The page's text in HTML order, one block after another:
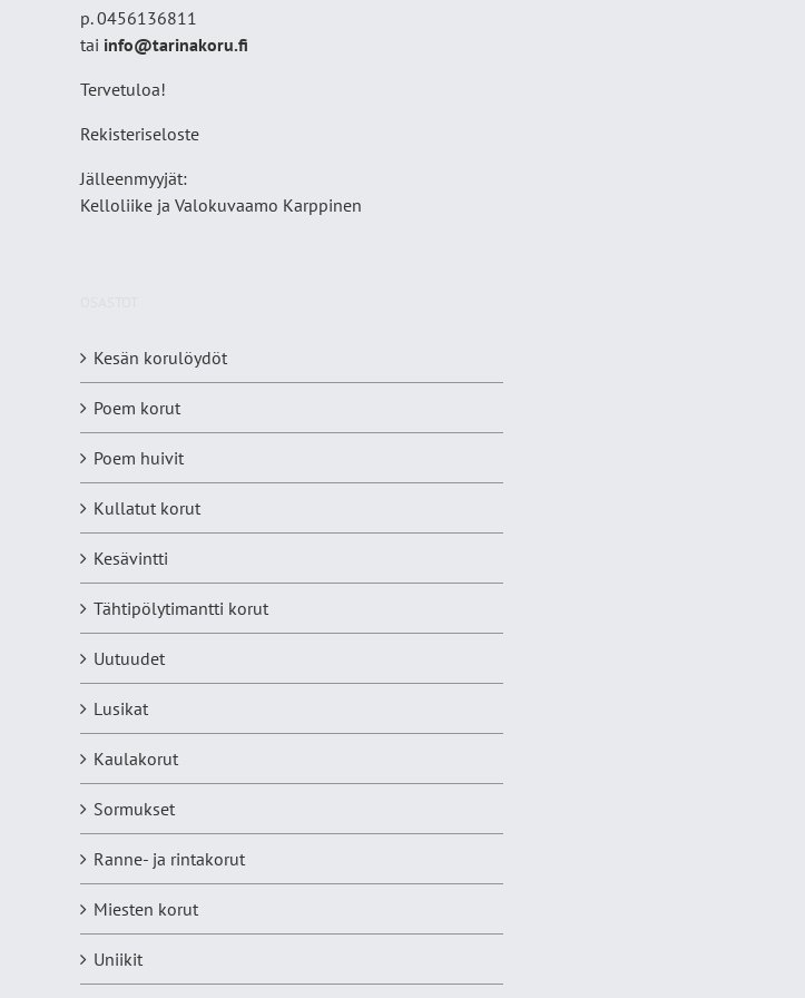
p. 0456136811
tai info@tarinakoru.fi
Tervetuloa!
Rekisteriseloste
Jälleenmyyjät:
Kelloliike ja Valokuvaamo Karppinen
Kesän korulöydöt
Poem korut
Poem huivit
Kullatut korut
Kesävintti
Tähtipölytimantti korut
Uutuudet
Lusikat
Kaulakorut
Sormukset
Ranne- ja rintakorut
Miesten korut
Uniikit